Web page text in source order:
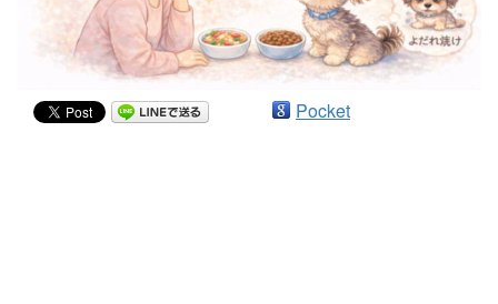
Pocket